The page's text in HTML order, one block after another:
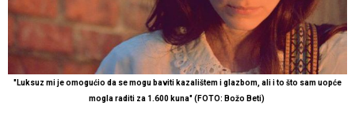
"Luksuz mi je omogućio da se mogu baviti kazalištem i glazbom, ali i to što sam uopće
mogla raditi za 1.600 kuna" (FOTO: Božo Beti)